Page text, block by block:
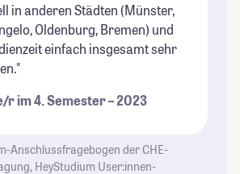
in anderen Städten (Münster,
Oldenburg, Bremen) und
einfach insgesamt sehr
r im 4. Semester – 2023
Anschlussfragebogen der CHE-
HeyStudium User:innen-